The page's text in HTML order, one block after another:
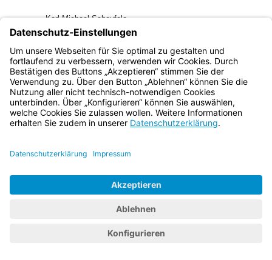
Karl Michael Scheufele
Ministerialdirektor
Bayern.de
BayernPortal
Datenschutz
Impressum